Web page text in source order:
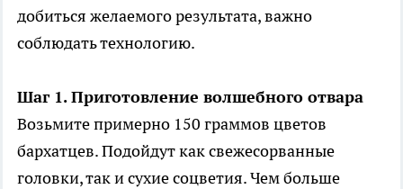
добиться желаемого результата, важно
соблюдать технологию.
Шаг 1. Приготовление волшебного отвара
Возьмите примерно 150 граммов цветов
бархатцев. Подойдут как свежесорванные
головки, так и сухие соцветия. Чем больше